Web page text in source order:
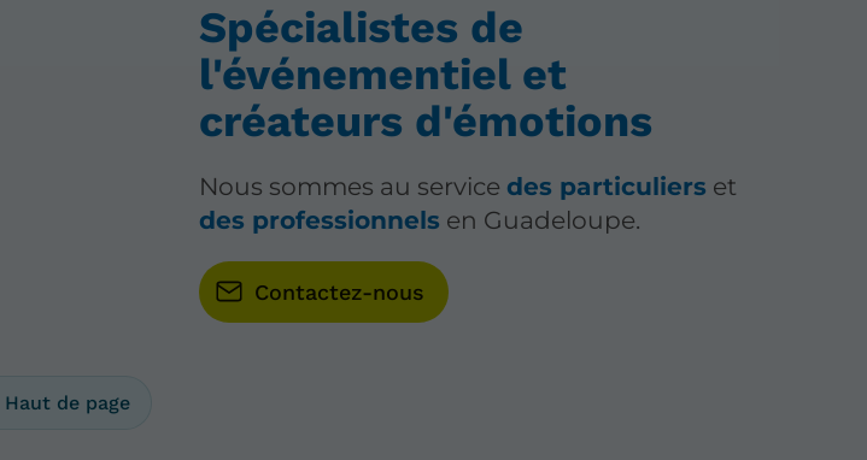
Spécialistes de
l'événementiel et
créateurs d'émotions
Nous sommes au servicedes particuliers et
des professionnels en Guadeloupe.
Contactez-nous
Haut de page